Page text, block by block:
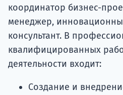
координатор бизнес-
менеджер,
консультант. В
квалифицированных
деятельности входит:
Создание и